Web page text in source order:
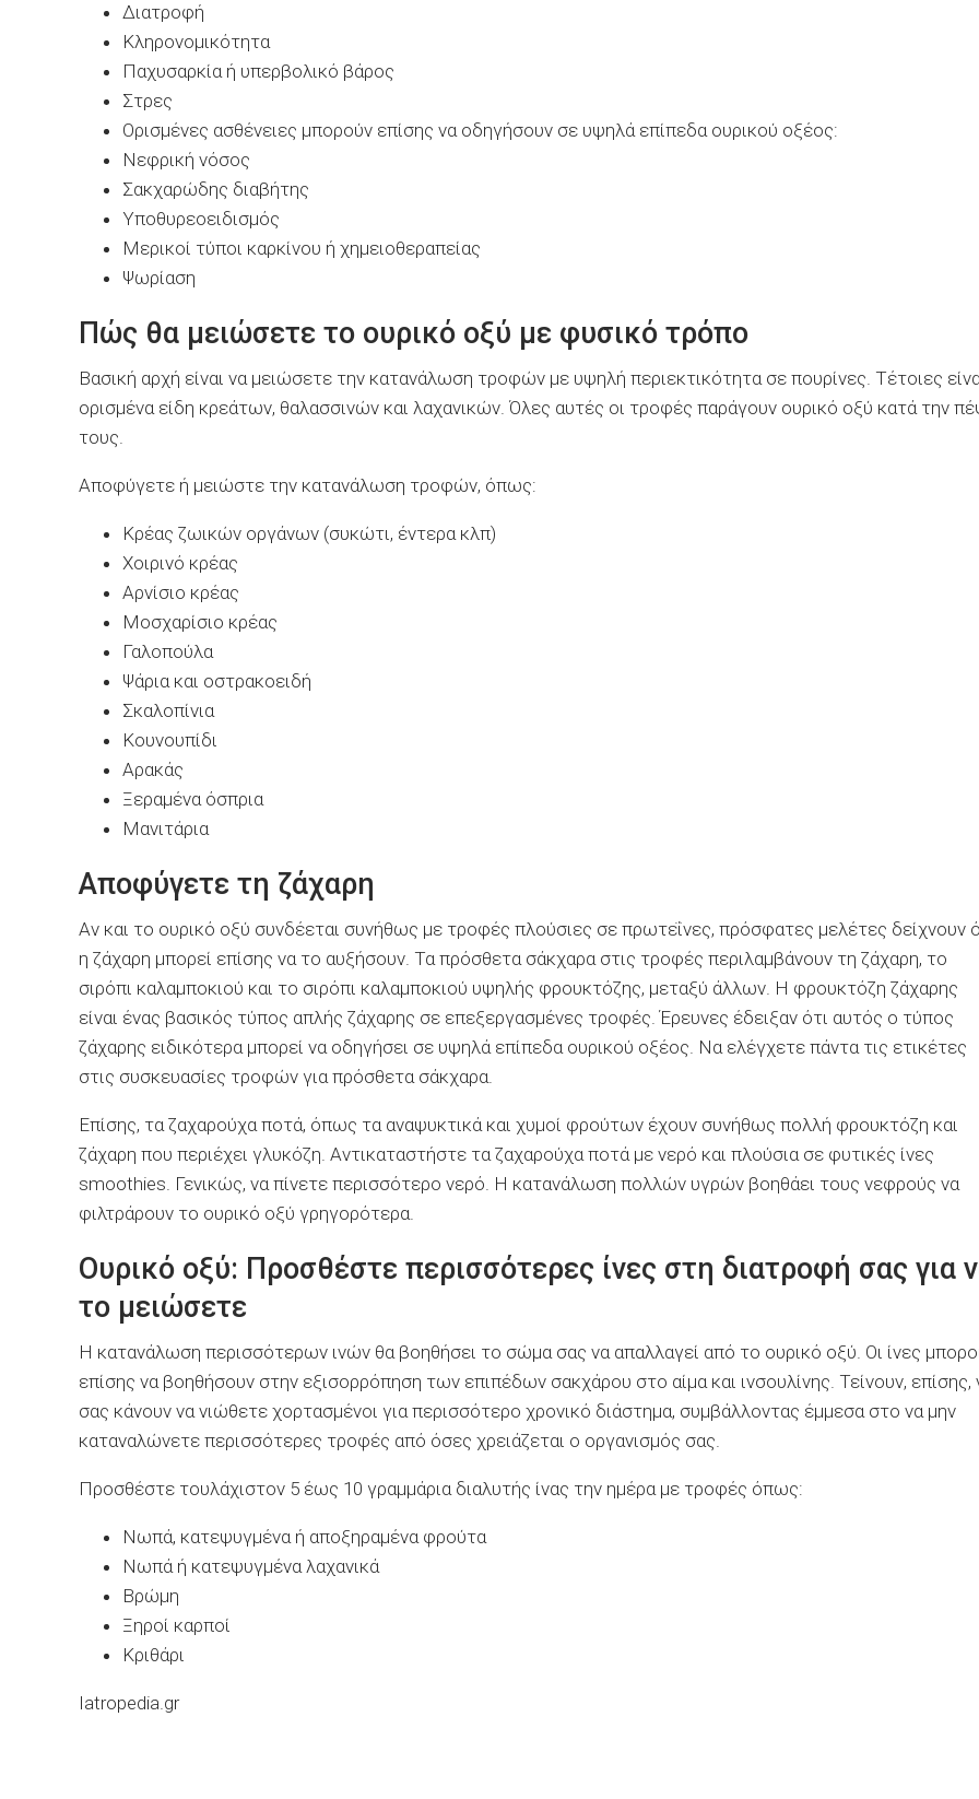
Διατροφή
Κληρονομικότητα
Παχυσαρκία ή υπερβολικό βάρος
Στρες
Ορισμένες ασθένειες μπορούν επίσης να οδηγήσουν σε υψηλά επίπεδα ουρικού οξέος:
Νεφρική νόσος
Σακχαρώδης διαβήτης
Υποθυρεοειδισμός
Μερικοί τύποι καρκίνου ή χημειοθεραπείας
Ψωρίαση
Πώς θα μειώσετε το ουρικό οξύ με φυσικό τρόπο
Βασική αρχή είναι να μειώσετε την κατανάλωση τροφών με υψηλή περιεκτικότητα σε πουρίνες. Τέτοιες
ορισμένα είδη κρεάτων, θαλασσινών και λαχανικών. Όλες αυτές οι τροφές παράγουν ουρικό οξύ κατά την
τους.
Αποφύγετε ή μειώστε την κατανάλωση τροφών, όπως:
Κρέας ζωικών οργάνων (συκώτι, έντερα κλπ)
Χοιρινό κρέας
Αρνίσιο κρέας
Μοσχαρίσιο κρέας
Γαλοπούλα
Ψάρια και οστρακοειδή
Σκαλοπίνια
Κουνουπίδι
Αρακάς
Ξεραμένα όσπρια
Μανιτάρια
Αποφύγετε τη ζάχαρη
Αν και το ουρικό οξύ συνδέεται συνήθως με τροφές πλούσιες σε πρωτεΐνες, πρόσφατες μελέτες δείχνουν
η ζάχαρη μπορεί επίσης να το αυξήσουν. Τα πρόσθετα σάκχαρα στις τροφές περιλαμβάνουν τη ζάχαρη, το
σιρόπι καλαμποκιού και το σιρόπι καλαμποκιού υψηλής φρουκτόζης, μεταξύ άλλων. Η φρουκτόζη ζάχαρης
είναι ένας βασικός τύπος απλής ζάχαρης σε επεξεργασμένες τροφές. Έρευνες έδειξαν ότι αυτός ο τύπος
ζάχαρης ειδικότερα μπορεί να οδηγήσει σε υψηλά επίπεδα ουρικού οξέος. Να ελέγχετε πάντα τις ετικέτες
στις συσκευασίες τροφών για πρόσθετα σάκχαρα.
Επίσης, τα ζαχαρούχα ποτά, όπως τα αναψυκτικά και χυμοί φρούτων έχουν συνήθως πολλή φρουκτόζη και
ζάχαρη που περιέχει γλυκόζη. Αντικαταστήστε τα ζαχαρούχα ποτά με νερό και πλούσια σε φυτικές ίνες
smoothies. Γενικώς, να πίνετε περισσότερο νερό. Η κατανάλωση πολλών υγρών βοηθάει τους νεφρούς να
φιλτράρουν το ουρικό οξύ γρηγορότερα.
Ουρικό οξύ: Προσθέστε περισσότερες ίνες στη διατροφή σας για
το μειώσετε
Η κατανάλωση περισσότερων ινών θα βοηθήσει το σώμα σας να απαλλαγεί από το ουρικό οξύ. Οι ίνες
επίσης να βοηθήσουν στην εξισορρόπηση των επιπέδων σακχάρου στο αίμα και ινσουλίνης. Τείνουν, επίσης,
σας κάνουν να νιώθετε χορτασμένοι για περισσότερο χρονικό διάστημα, συμβάλλοντας έμμεσα στο να μην
καταναλώνετε περισσότερες τροφές από όσες χρειάζεται ο οργανισμός σας.
Προσθέστε τουλάχιστον 5 έως 10 γραμμάρια διαλυτής ίνας την ημέρα με τροφές όπως:
Νωπά, κατεψυγμένα ή αποξηραμένα φρούτα
Νωπά ή κατεψυγμένα λαχανικά
Βρώμη
Ξηροί καρποί
Κριθάρι
Iatropedia.gr